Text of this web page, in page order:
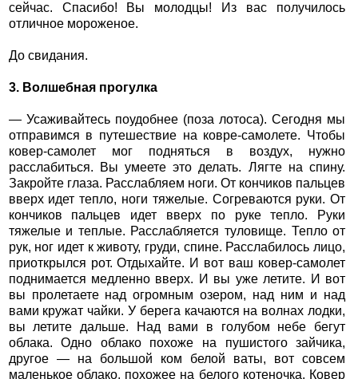
сейчас. Спасибо! Вы молодцы! Из вас получилось
отличное мороженое.
До свидания.
3. Волшебная прогулка
— Усаживайтесь поудобнее (поза лотоса). Сегодня мы
отправимся в путешествие на ковре-самолете. Чтобы
ковер-самолет мог подняться в воздух, нужно
расслабиться. Вы умеете это делать. Лягте на спину.
Закройте глаза. Расслабляем ноги. От кончиков пальцев
вверх идет тепло, ноги тяжелые. Согреваются руки. От
кончиков пальцев идет вверх по руке тепло. Руки
тяжелые и теплые. Расслабляется туловище. Тепло от
рук, ног идет к животу, груди, спине. Расслабилось лицо,
приоткрылся рот. Отдыхайте. И вот ваш ковер-самолет
поднимается медленно вверх. И вы уже летите. И вот
вы пролетаете над огромным озером, над ним и над
вами кружат чайки. У берега качаются на волнах лодки,
вы летите дальше. Над вами в голубом небе бегут
облака. Одно облако похоже на пушистого зайчика,
другое — на большой ком белой ваты, вот совсем
маленькое облако, похожее на белого котеночка. Ковер